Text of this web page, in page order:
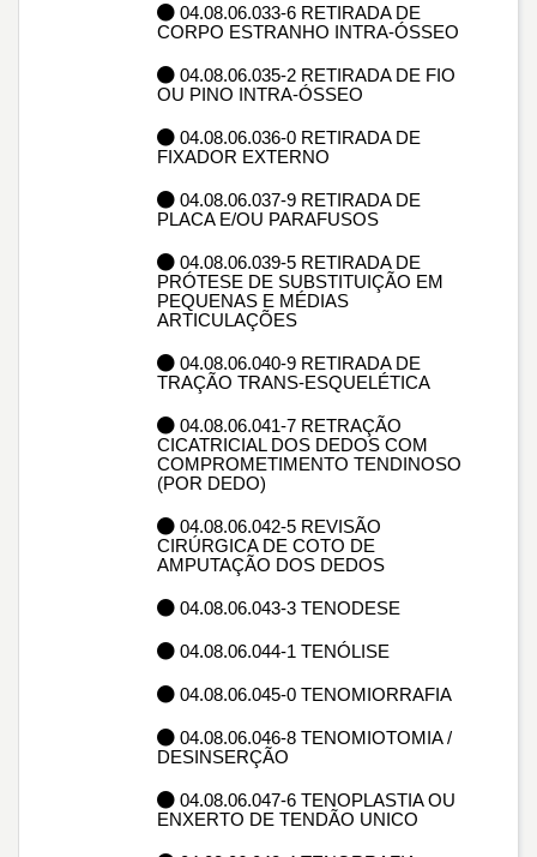
04.08.06.033-6 RETIRADA DE
CORPO ESTRANHO INTRA-ÓSSEO
04.08.06.035-2 RETIRADA DE FIO
OU PINO INTRA-ÓSSEO
04.08.06.036-0 RETIRADA DE
FIXADOR EXTERNO
04.08.06.037-9 RETIRADA DE
PLACA E/OU PARAFUSOS
04.08.06.039-5 RETIRADA DE
PRÓTESE DE SUBSTITUIÇÃO EM
PEQUENAS E MÉDIAS
ARTICULAÇÕES
04.08.06.040-9 RETIRADA DE
TRAÇÃO TRANS-ESQUELÉTICA
04.08.06.041-7 RETRAÇÃO
CICATRICIAL DOS DEDOS COM
COMPROMETIMENTO TENDINOSO
(POR DEDO)
04.08.06.042-5 REVISÃO
CIRÚRGICA DE COTO DE
AMPUTAÇÃO DOS DEDOS
04.08.06.043-3 TENODESE
04.08.06.044-1 TENÓLISE
04.08.06.045-0 TENOMIORRAFIA
04.08.06.046-8 TENOMIOTOMIA /
DESINSERÇÃO
04.08.06.047-6 TENOPLASTIA OU
ENXERTO DE TENDÃO UNICO